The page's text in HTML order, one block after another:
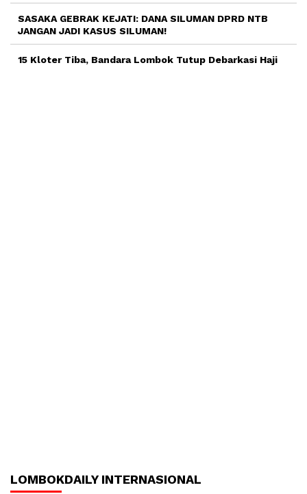
SASAKA GEBRAK KEJATI: DANA SILUMAN DPRD NTB
JANGAN JADI KASUS SILUMAN!
15 Kloter Tiba, Bandara Lombok Tutup Debarkasi Haji
LOMBOKDAILY INTERNASIONAL